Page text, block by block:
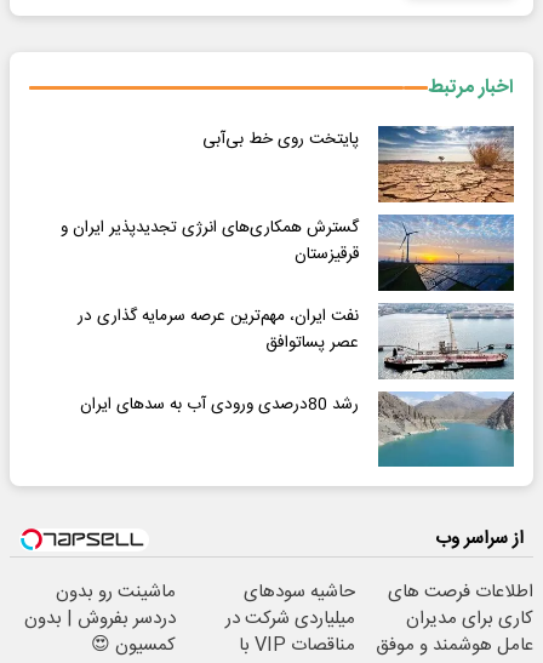
اخبار مرتبط
پایتخت روی خط بی‌آبی
گسترش همکاری‌های انرژی تجدیدپذیر ایران و
قرقیزستان
نفت ایران، مهم‌ترین عرصه سرمایه گذاری در
عصر پساتوافق
رشد 80درصدی ورودی آب به سدهای ایران
از سراسر وب
اطلاعات فرصت های
کاری برای مدیران
عامل هوشمند و موفق
حاشیه سودهای
میلیاردی شرکت در
مناقصات VIP با
ماشینت رو بدون
دردسر بفروش | بدون
کمسیون 😍